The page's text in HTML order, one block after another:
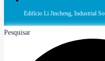
Edifício Li Jincheng, Industrial
Pesquisar